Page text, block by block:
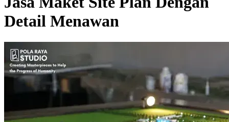
Detail Menawan